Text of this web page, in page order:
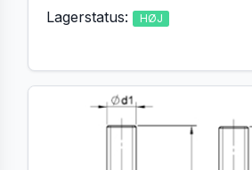
Lagerstatus: HØJ